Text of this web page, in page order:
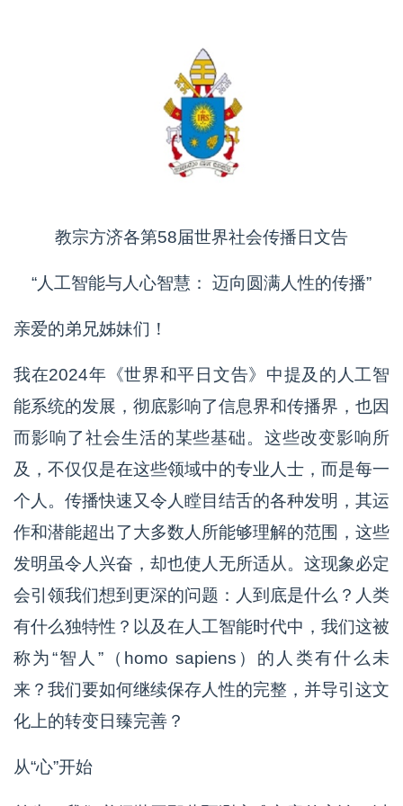
教宗方济各第58届世界社会传播日文告
“人工智能与人心智慧： 迈向圆满人性的传播”
亲爱的弟兄姊妹们！
我在2024年《世界和平日文告》中提及的人工智
能系统的发展，彻底影响了信息界和传播界，也因
而影响了社会生活的某些基础。这些改变影响所
及，不仅仅是在这些领域中的专业人士，而是每一
个人。传播快速又令人瞠目结舌的各种发明，其运
作和潜能超出了大多数人所能够理解的范围，这些
发明虽令人兴奋，却也使人无所适从。这现象必定
会引领我们想到更深的问题：人到底是什么？人类
有什么独特性？以及在人工智能时代中，我们这被
称为“智人”（homo sapiens）的人类有什么未
来？我们要如何继续保存人性的完整，并导引这文
化上的转变日臻完善？
从“心”开始